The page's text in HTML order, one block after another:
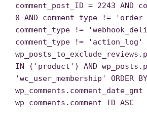
comment_post_ID = 2243 AND
0 AND comment_type !=
comment_type !=
comment_type != 'action_log'
IN ('product') AND
'wc_user_membership' ORDER BY
wp_comments.comment_date_gmt
wp_comments.comment_ID ASC